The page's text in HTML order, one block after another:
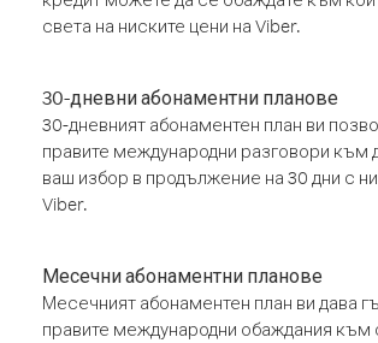
света на ниските цени на Viber.
30-дневни абонаментни планове
30-дневният абонаментен план ви
правите международни разговори към
ваш избор в продължение на 30 дни с
Viber.
Месечни абонаментни планове
Месечният абонаментен план ви дава
правите международни обаждания към